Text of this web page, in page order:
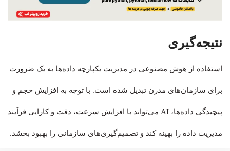
نتیجه‌گیری
استفاده از هوش مصنوعی در مدیریت یکپارچه داده‌ها به یک ضرورت
برای سازمان‌های مدرن تبدیل شده است. با توجه به افزایش حجم و
پیچیدگی داده‌ها، AI می‌تواند با افزایش سرعت، دقت و کارایی فرآیند
مدیریت داده را بهینه کند و تصمیم‌گیری‌های سازمانی را بهبود بخشد.